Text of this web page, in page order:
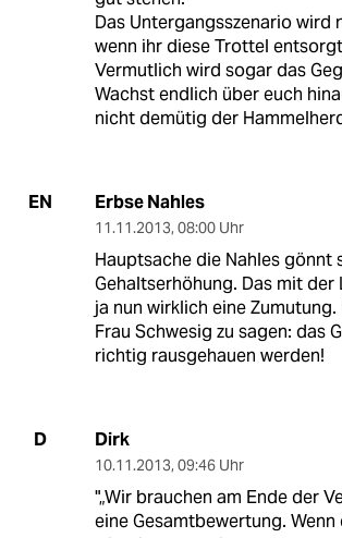
Das Untergangsszenario wird
wenn ihr diese Trottel
Vermutlich wird sogar das
Wachst endlich über euch
nicht demütig der
EN Erbse Nahles
11.11.2013, 08:00 Uhr
Hauptsache die Nahles gönnt
Gehaltserhöhung. Das mit der
ja nun wirklich eine
Frau Schwesig zu sagen: das
richtig rausgehauen werden!
D Dirk
10.11.2013, 09:46 Uhr
"„Wir brauchen am Ende der
eine Gesamtbewertung. Wenn